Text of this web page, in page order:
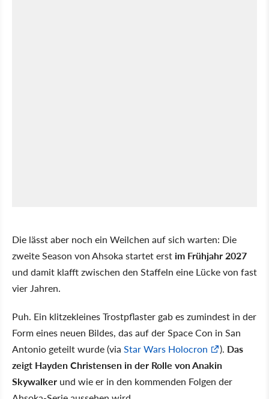
Die lässt aber noch ein Weilchen auf sich warten: Die
zweite Season von Ahsoka startet erst im Frühjahr 2027
und damit klafft zwischen den Staffeln eine Lücke von fast
vier Jahren.
Puh. Ein klitzekleines Trostpflaster gab es zumindest in der
Form eines neuen Bildes, das auf der Space Con in San
Antonio geteilt wurde (via Star Wars Holocron ). Das
zeigt Hayden Christensen in der Rolle von Anakin
Skywalker und wie er in den kommenden Folgen der